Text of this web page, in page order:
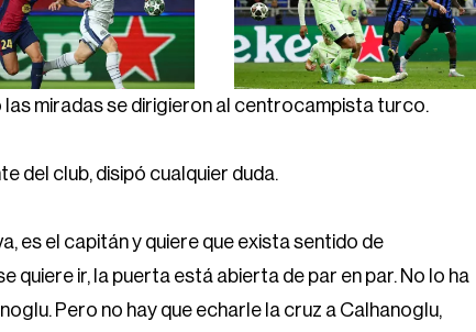
las miradas se dirigieron al centrocampista turco.
del club, disipó cualquier duda.
es el capitán y quiere que exista sentido de
quiere ir, la puerta está abierta de par en par. No lo ha
Pero no hay que echarle la cruz a Calhanoglu,